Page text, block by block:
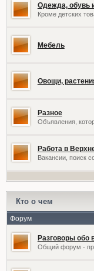
Одежда, обувь
Кроме детских
Мебель
Овощи,
Разное
Объявления,
Работа в
Вакансии, поиск
Кто о чем
Форум
Разговоры обо
Общий форум -